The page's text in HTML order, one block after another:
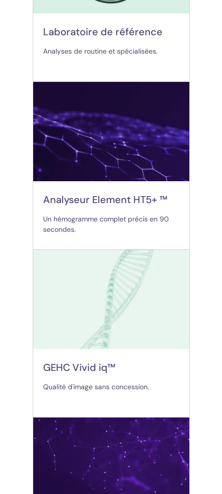
Laboratoire de référence
Analyses de routine et spécialisées.
Analyseur Element HT5+ ™
Un hémogramme complet précis en 90
secondes.
(opens in new tab)
GEHC Vivid iq™
Qualité d'image sans concession.
(opens in new tab)